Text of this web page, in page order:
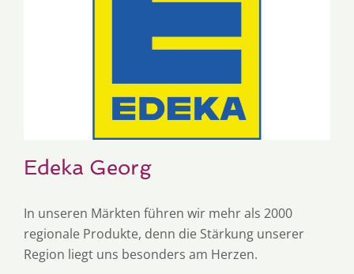
Edeka Georg
In unseren Märkten führen wir mehr als 2000
regionale Produkte, denn die Stärkung unserer
Region liegt uns besonders am Herzen.